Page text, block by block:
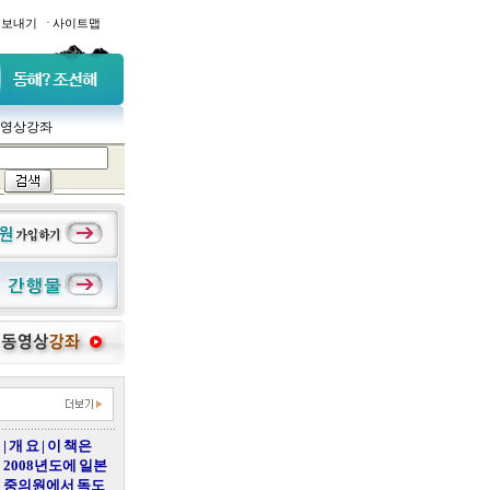
내기 · 사이트맵
상강좌
| 개 요 | 이 책은
2008년도에 일본
중의원에서 독도